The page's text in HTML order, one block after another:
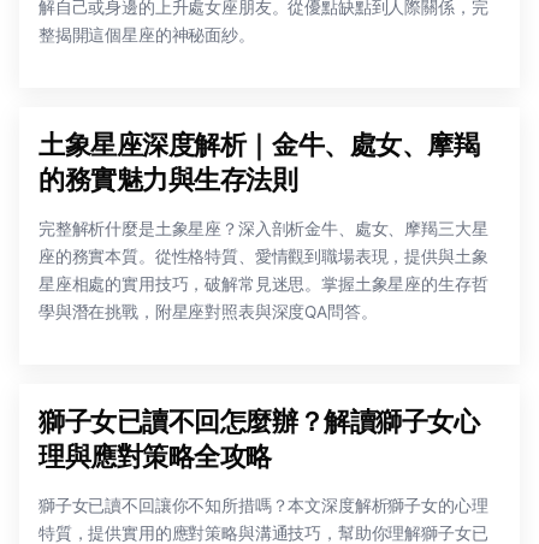
解自己或身邊的上升處女座朋友。從優點缺點到人際關係，完
整揭開這個星座的神秘面紗。
土象星座深度解析｜金牛、處女、摩羯
的務實魅力與生存法則
完整解析什麼是土象星座？深入剖析金牛、處女、摩羯三大星
座的務實本質。從性格特質、愛情觀到職場表現，提供與土象
星座相處的實用技巧，破解常見迷思。掌握土象星座的生存哲
學與潛在挑戰，附星座對照表與深度QA問答。
獅子女已讀不回怎麼辦？解讀獅子女心
理與應對策略全攻略
獅子女已讀不回讓你不知所措嗎？本文深度解析獅子女的心理
特質，提供實用的應對策略與溝通技巧，幫助你理解獅子女已